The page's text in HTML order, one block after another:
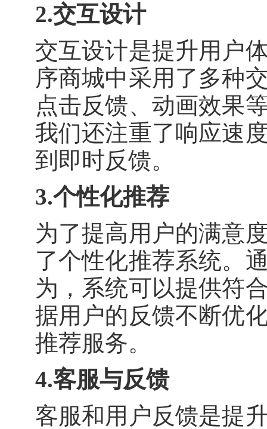
2.交互设计
交互设计是提升用户
序商城中采用了多种
点击反馈、动画效果
我们还注重了响应速
到即时反馈。
3.个性化推荐
为了提高用户的满意
了个性化推荐系统。
为，系统可以提供符
据用户的反馈不断优
推荐服务。
4.客服与反馈
客服和用户反馈是提